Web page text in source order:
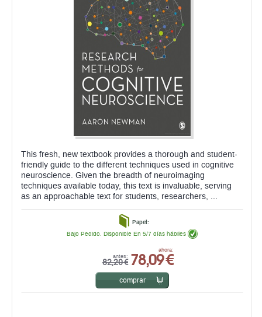
This fresh, new textbook provides a thorough and student-
friendly guide to the different techniques used in cognitive
techniques available today, this text is invaluable, serving
as an approachable text for students, researchers, ...
Papel:
antes:
82,20 €
ahora:
78,09 €
Bajo Pedido. Disponible En 5/7 días hábiles
comprar
TÉCNICAS NEUROCIENTÍFICAS APLICADAS
Iván Padrón González,Alberto Domínguez Martínez,